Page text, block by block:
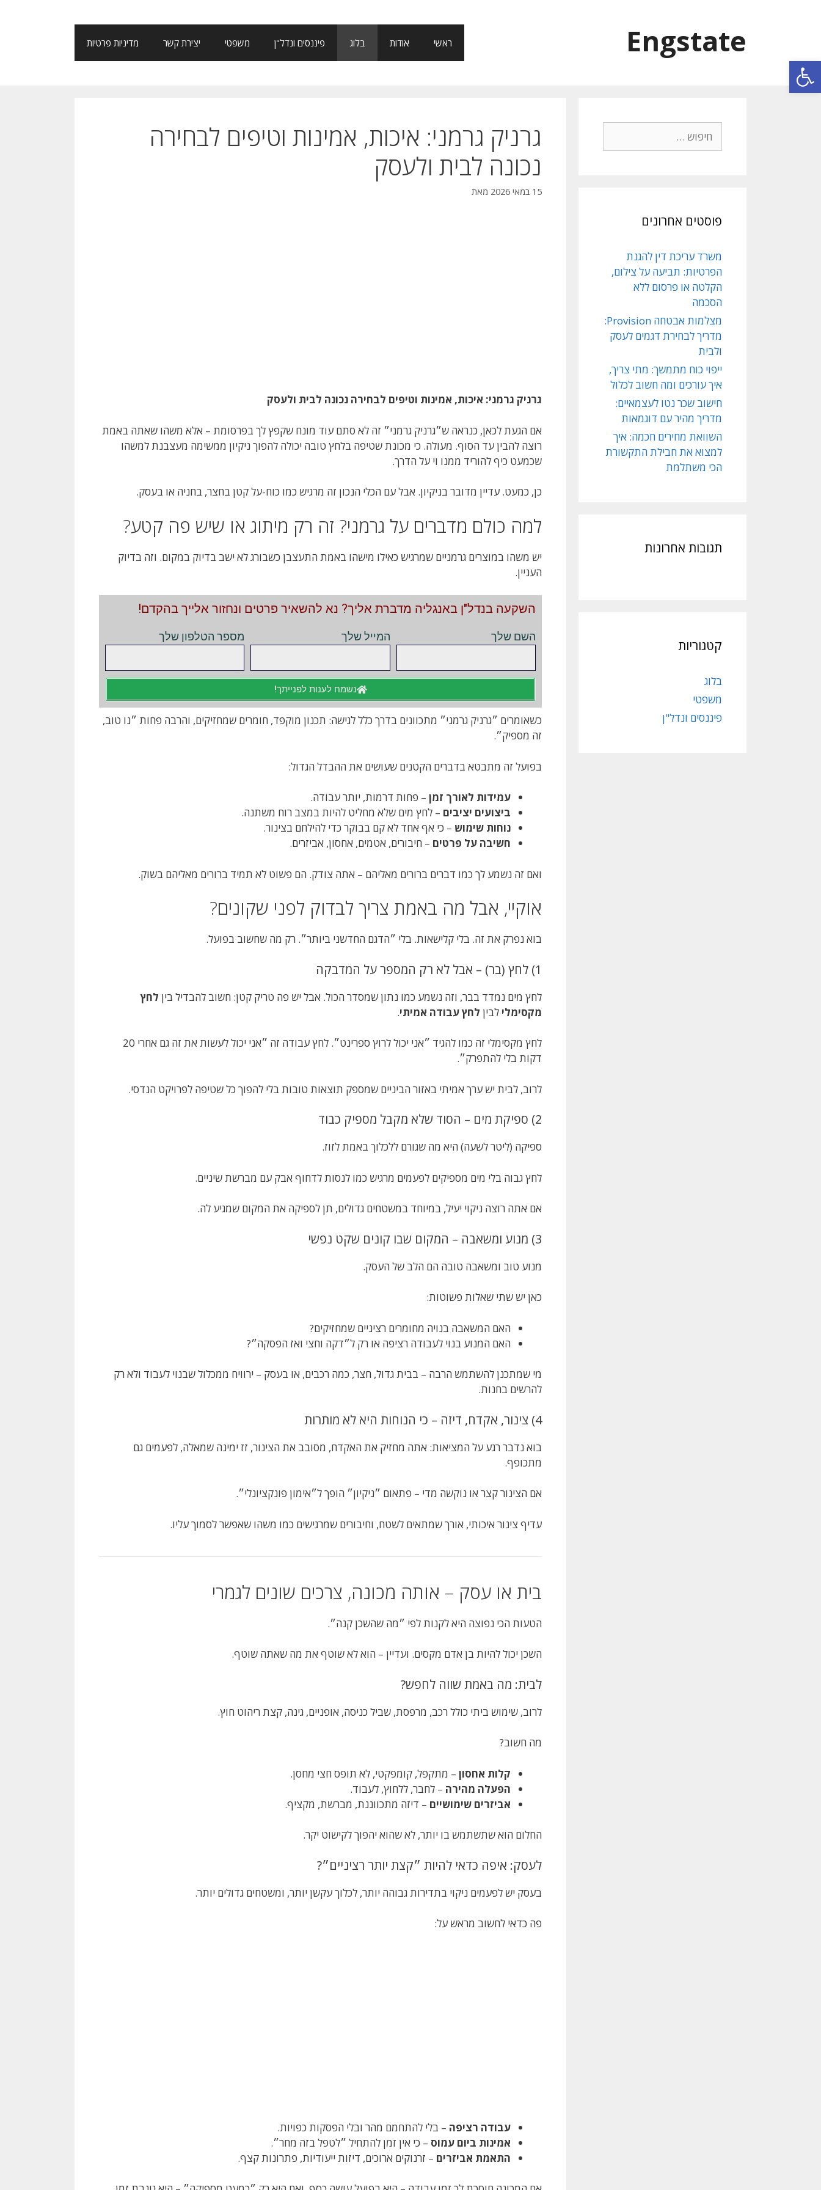
פתח סרגל נגישות
Engstate ראשי אודות בלוג פיננסים ונדל"ן משפטי יצירת קשר מדיניות פרטיות
גרניק גרמני: איכות, אמינות וטיפים לבחירה
נכונה לבית ולעסק
15 במאי 2026 מאת
גרניק גרמני: איכות, אמינות וטיפים לבחירה נכונה לבית ולעסק
אם הגעת לכאן, כנראה ש״גרניק גרמני״ זה לא סתם עוד מונח שקפץ לך בפרסומת – אלא משהו שאתה באמת
רוצה להבין עד הסוף. מעולה. כי מכונת שטיפה בלחץ טובה יכולה להפוך ניקיון ממשימה מעצבנת למשהו
שכמעט כיף להוריד ממנו וי על הדרך.
כן, כמעט. עדיין מדובר בניקיון. אבל עם הכלי הנכון זה מרגיש כמו כוח-על קטן בחצר, בחניה או בעסק.
למה כולם מדברים על גרמני? זה רק מיתוג או שיש פה קטע?
יש משהו במוצרים גרמניים שמרגיש כאילו מישהו באמת התעצבן כשבורג לא ישב בדיוק במקום. וזה בדיוק
העניין.
השקעה בנדל"ן באנגליה מדברת אליך? נא להשאיר פרטים ונחזור אלייך בהקדם!
השם שלך המייל שלך מספר הטלפון שלך
נשמח לענות לפנייתך!
כשאומרים ״גרניק גרמני״ מתכוונים בדרך כלל לגישה: תכנון מוקפד, חומרים שמחזיקים, והרבה פחות ״נו טוב,
זה מספיק״.
בפועל זה מתבטא בדברים הקטנים שעושים את ההבדל הגדול:
עמידות לאורך זמן – פחות דרמות, יותר עבודה.
ביצועים יציבים – לחץ מים שלא מחליט להיות במצב רוח משתנה.
נוחות שימוש – כי אף אחד לא קם בבוקר כדי להילחם בצינור.
חשיבה על פרטים – חיבורים, אטמים, אחסון, אביזרים.
ואם זה נשמע לך כמו דברים ברורים מאליהם – אתה צודק. הם פשוט לא תמיד ברורים מאליהם בשוק.
אוקיי, אבל מה באמת צריך לבדוק לפני שקונים?
בוא נפרק את זה. בלי קלישאות. בלי ״הדגם החדשני ביותר״. רק מה שחשוב בפועל.
1) לחץ (בר) – אבל לא רק המספר על המדבקה
לחץ מים נמדד בבר, וזה נשמע כמו נתון שמסדר הכול. אבל יש פה טריק קטן: חשוב להבדיל בין לחץ
מקסימלי לבין לחץ עבודה אמיתי.
לחץ מקסימלי זה כמו להגיד ״אני יכול לרוץ ספרינט״. לחץ עבודה זה ״אני יכול לעשות את זה גם אחרי 20
דקות בלי להתפרק״.
לרוב, לבית יש ערך אמיתי באזור הביניים שמספק תוצאות טובות בלי להפוך כל שטיפה לפרויקט הנדסי.
2) ספיקת מים – הסוד שלא מקבל מספיק כבוד
ספיקה (ליטר לשעה) היא מה שגורם ללכלוך באמת לזוז.
לחץ גבוה בלי מים מספיקים לפעמים מרגיש כמו לנסות לדחוף אבק עם מברשת שיניים.
אם אתה רוצה ניקוי יעיל, במיוחד במשטחים גדולים, תן לספיקה את המקום שמגיע לה.
3) מנוע ומשאבה – המקום שבו קונים שקט נפשי
מנוע טוב ומשאבה טובה הם הלב של העסק.
כאן יש שתי שאלות פשוטות:
האם המשאבה בנויה מחומרים רציניים שמחזיקים?
האם המנוע בנוי לעבודה רציפה או רק ל״דקה וחצי ואז הפסקה״?
מי שמתכנן להשתמש הרבה – בבית גדול, חצר, כמה רכבים, או בעסק – ירוויח ממכלול שבנוי לעבוד ולא רק
להרשים בחנות.
4) צינור, אקדח, דיזה – כי הנוחות היא לא מותרות
בוא נדבר רגע על המציאות: אתה מחזיק את האקדח, מסובב את הצינור, זז ימינה שמאלה, לפעמים גם
מתכופף.
אם הצינור קצר או נוקשה מדי – פתאום ״ניקיון״ הופך ל״אימון פונקציונלי״.
עדיף צינור איכותי, אורך שמתאים לשטח, וחיבורים שמרגישים כמו משהו שאפשר לסמוך עליו.
בית או עסק – אותה מכונה, צרכים שונים לגמרי
הטעות הכי נפוצה היא לקנות לפי ״מה שהשכן קנה״.
השכן יכול להיות בן אדם מקסים. ועדיין – הוא לא שוטף את מה שאתה שוטף.
לבית: מה באמת שווה לחפש?
לרוב, שימוש ביתי כולל רכב, מרפסת, שביל כניסה, אופניים, גינה, קצת ריהוט חוץ.
מה חשוב?
קלות אחסון – מתקפל, קומפקטי, לא תופס חצי מחסן.
הפעלה מהירה – לחבר, ללחוץ, לעבוד.
אביזרים שימושיים – דיזה מתכווננת, מברשת, מקציף.
החלום הוא שתשתמש בו יותר, לא שהוא יהפוך לקישוט יקר.
לעסק: איפה כדאי להיות ״קצת יותר רציניים״?
בעסק יש לפעמים ניקוי בתדירות גבוהה יותר, לכלוך עקשן יותר, ומשטחים גדולים יותר.
פה כדאי לחשוב מראש על:
עבודה רציפה – בלי להתחמם מהר ובלי הפסקות כפויות.
אמינות ביום עמוס – כי אין זמן להתחיל ״לטפל בזה מחר״.
התאמת אביזרים – זרנוקים ארוכים, דיזות ייעודיות, פתרונות קצף.
פוסטים אחרונים
משרד עריכת דין להגנת
הפרטיות: תביעה על צילום,
הקלטה או פרסום ללא
הסכמה
מצלמות אבטחה Provision:
מדריך לבחירת דגמים לעסק
ולבית
ייפוי כוח מתמשך: מתי צריך,
איך עורכים ומה חשוב לכלול
חישוב שכר נטו לעצמאיים:
מדריך מהיר עם דוגמאות
השוואת מחירים חכמה: איך
למצוא את חבילת התקשורת
הכי משתלמת
תגובות אחרונות
קטגוריות
בלוג
משפטי
פיננסים ונדל"ן